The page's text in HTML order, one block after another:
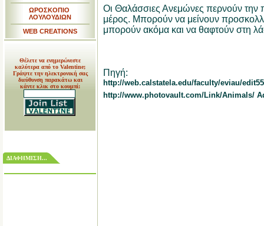
ΩΡΟΣΚΟΠΙΟ
ΛΟΥΛΟΥΔΙΩΝ
WEB CREATIONS
Θέλετε να ενημερώνεστε
καλύτερα από το Valentine;
Γράψτε την ηλεκτρονική σας
διεύθυνση παρακάτω και
κάντε κλικ στο κουμπί:
ΔΙΑΦΗΜΙΣΗ...
Οι Θαλάσσιες Ανεμώνες περνούν την
μέρος. Μπορούν να μείνουν
μπορούν ακόμα και να θαφτούν στη
Πηγή:
http://web.calstatela.edu/faculty/eviau/
http://www.photovault.com/Link/Animals/